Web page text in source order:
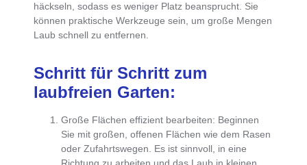
häckseln, sodass es weniger Platz beansprucht. Sie
können praktische Werkzeuge sein, um große Mengen
Laub schnell zu entfernen.
Schritt für Schritt zum
laubfreien Garten:
Große Flächen effizient bearbeiten: Beginnen
Sie mit großen, offenen Flächen wie dem Rasen
oder Zufahrtswegen. Es ist sinnvoll, in eine